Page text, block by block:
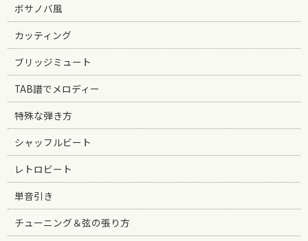
ボサノバ風
カッティング
ブリッジミュート
TAB譜でメロディー
特殊な弾き方
シャッフルビート
レトロビート
単音引き
チューニング＆弦の張り方